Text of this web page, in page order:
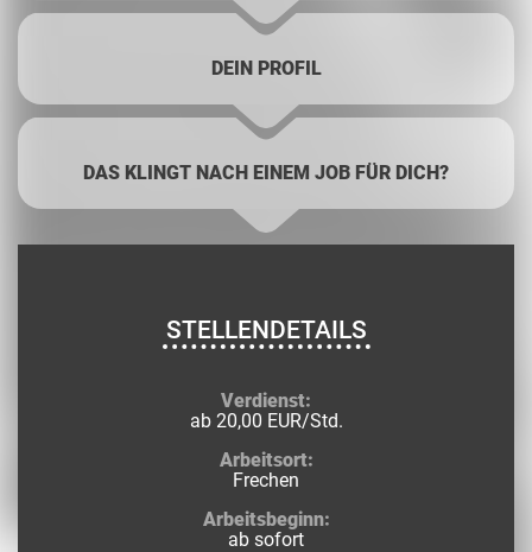
DEIN PROFIL
DAS KLINGT NACH EINEM JOB FÜR DICH?
STELLENDETAILS
Verdienst:
ab 20,00 EUR/Std.
Arbeitsort:
Frechen
Arbeitsbeginn:
ab sofort